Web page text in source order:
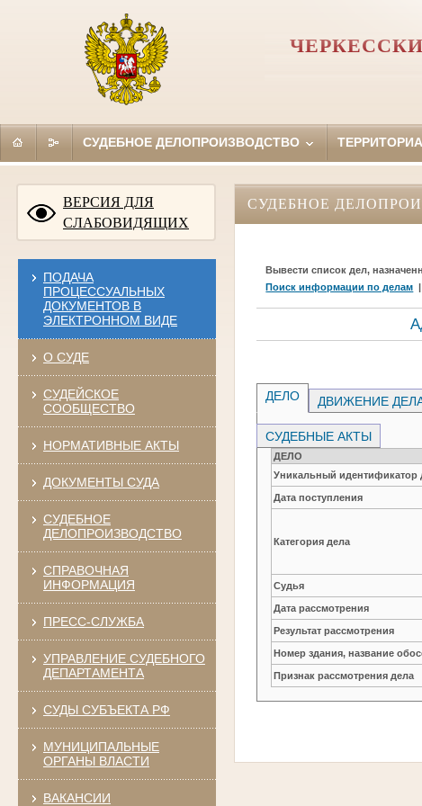
СУДЕБНОЕ ДЕЛОПРОИЗВОДСТВО
ВЕРСИЯ ДЛЯ
СЛАБОВИДЯЩИХ
ПОДАЧА
ПРОЦЕССУАЛЬНЫХ
ДОКУМЕНТОВ В
ЭЛЕКТРОННОМ ВИДЕ
О СУДЕ
СУДЕЙСКОЕ
СООБЩЕСТВО
НОРМАТИВНЫЕ АКТЫ
ДОКУМЕНТЫ СУДА
СУДЕБНОЕ
ДЕЛОПРОИЗВОДСТВО
СПРАВОЧНАЯ
ИНФОРМАЦИЯ
ПРЕСС-СЛУЖБА
УПРАВЛЕНИЕ СУДЕБНОГО
ДЕПАРТАМЕНТА
СУДЫ СУБЪЕКТА РФ
МУНИЦИПАЛЬНЫЕ
ОРГАНЫ ВЛАСТИ
ВАКАНСИИ
СУДЕБНОЕ
Вывести список дел,
Поиск информации по делам
ДЕЛО ДВИЖЕНИЕ
СУДЕБНЫЕ АКТЫ
ДЕЛО
Уникальный идентификатор
Дата поступления
Категория дела
Судья
Дата рассмотрения
Результат рассмотрения
Номер здания, название
Признак рассмотрения дела